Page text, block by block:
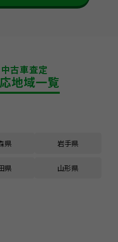
古車査定
地域一覧
県 岩手県
県 山形県